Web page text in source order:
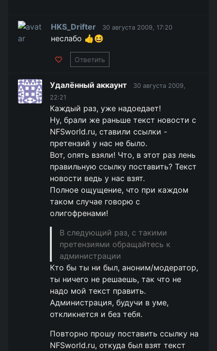
HKS_Drifter 30 августа 2009, 17:20
неслабо 👍😆
Ответить
Удалённый аккаунт
30 августа 2009,
22:21
Каждый раз, уже надоедает!
Ну, брали же раньше текст новости с
NFSworld.ru, ставили ссылки -
претензий у нас не было.
Вот, опять взяли! Что, в этот раз лень
правильную ссылку поставить? Текст
новости ведь у нас взят.
Полное ощущение, что при каждом
таком случае говорю с
олигофренами!
В следующий раз, с такими
претензиями обращайтесь к
администрации
Кто бы ты ни был, аноним/модератор,
ты ничего не решаешь, так что не
надо мой текст править.
Администрация, будучи в уме,
откликнется и без тебя.
Повторно прошу поставить ссылку на
NFSworld.ru, откуда был взят текст